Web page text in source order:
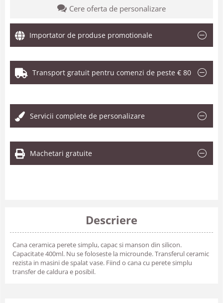
Cere oferta de personalizare
Importator de produse promotionale
Transport gratuit pentru comenzi de peste € 80
Servicii complete de personalizare
Machetari gratuite
Descriere
Cana ceramica perete simplu, capac si manson din silicon.
Capacitate 400ml. Nu se foloseste la microunde. Transferul ceramic
rezista in masini de spalat vase. Fiind o cana cu perete simplu
transfer de caldura e posibil.